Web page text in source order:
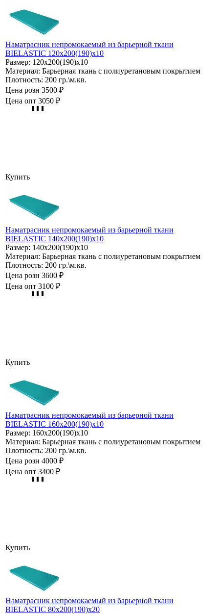
Наматрасник непромокаемый из барьерной ткани
BIELASTIC 120х200(190)х10
Размер: 120х200(190)х10
Материал: Барьерная ткань с полиуретановым покрытием
Плотность: 200 гр.\м.кв.
Цена розн 3500 ₽
Цена опт 3050 ₽
Купить
Наматрасник непромокаемый из барьерной ткани
BIELASTIC 140х200(190)х10
Размер: 140х200(190)х10
Материал: Барьерная ткань с полиуретановым покрытием
Плотность: 200 гр.\м.кв.
Цена розн 3600 ₽
Цена опт 3100 ₽
Купить
Наматрасник непромокаемый из барьерной ткани
BIELASTIC 160х200(190)х10
Размер: 160х200(190)х10
Материал: Барьерная ткань с полиуретановым покрытием
Плотность: 200 гр.\м.кв.
Цена розн 4000 ₽
Цена опт 3400 ₽
Купить
Наматрасник непромокаемый из барьерной ткани
BIELASTIC 80х200(190)х20